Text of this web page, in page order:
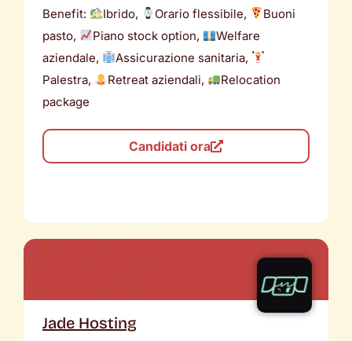
Benefit: Ibrido, Orario flessibile,
Buoni
pasto,
Piano stock option,
Welfare
aziendale,
Assicurazione sanitaria,
Palestra,
Retreat aziendali,
Relocation
package
Candidati ora
Jade Hosting